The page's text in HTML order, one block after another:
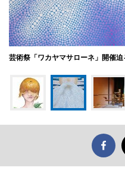
芸術祭「ワカヤマサローネ」開催